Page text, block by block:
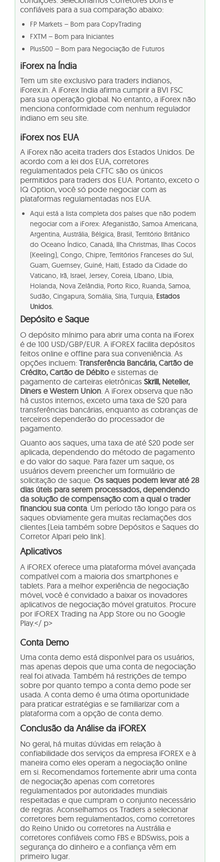
confiáveis para a sua comparação abaixo:
FP Markets – Bom para CopyTrading
FXTM – Bom para Iniciantes
Plus500 – Bom para Negociação de Futuros
iForex na Índia
Tem um site exclusivo para traders indianos,
iForex.in. A iForex India afirma cumprir a BVI FSC
para sua operação global. No entanto, a iForex não
menciona conformidade com nenhum regulador
indiano em seu site.
iForex nos EUA
A iForex não aceita traders dos Estados Unidos. De
acordo com a lei dos EUA, corretores
regulamentados pela CFTC são os únicos
permitidos para traders dos EUA. Portanto, exceto o
IQ Option, você só pode negociar com as
plataformas regulamentadas nos EUA.
Aqui está a lista completa dos países que não podem
negociar com a iForex: Afeganistão, Samoa Americana,
Argentina, Austrália, Bélgica, Brasil, Território Britânico
do Oceano Índico, Canadá, Ilha Christmas, Ilhas Cocos
(Keeling), Congo, Chipre, Territórios Franceses do Sul,
Guam, Guernsey, Guiné, Haiti, Estado da Cidade do
Vaticano, Irã, Israel, Jersey, Coreia, Líbano, Líbia,
Holanda, Nova Zelândia, Porto Rico, Ruanda, Samoa,
Sudão, Cingapura, Somália, Síria, Turquia, Estados
Unidos.
Depósito e Saque
O depósito mínimo para abrir uma conta na iForex
é de 100 USD/GBP/EUR. A iFOREX facilita depósitos
feitos online e offline para sua conveniência. As
opções incluem: Transferência Bancária, Cartão de
Crédito, Cartão de Débito e sistemas de
pagamento de carteiras eletrônicas Skrill, Neteller,
Diners e Western Union. A iForex observa que não
há custos internos, exceto uma taxa de $20 para
transferências bancárias, enquanto as cobranças de
terceiros dependerão do processador de
pagamento.
Quanto aos saques, uma taxa de até $20 pode ser
aplicada, dependendo do método de pagamento
e do valor do saque. Para fazer um saque, os
usuários devem preencher um formulário de
solicitação de saque. Os saques podem levar até 28
dias úteis para serem processados, dependendo
da solução de compensação com a qual o trader
financiou sua conta. Um período tão longo para os
saques obviamente gera muitas reclamações dos
clientes.(Leia também sobre Depósitos e Saques do
Corretor Alpari pelo link).
Aplicativos
A iFOREX oferece uma plataforma móvel avançada
compatível com a maioria dos smartphones e
tablets. Para a melhor experiência de negociação
móvel, você é convidado a baixar os inovadores
aplicativos de negociação móvel gratuitos. Procure
por iFOREX Trading na App Store ou no Google
Play.</ p>
Conta Demo
Uma conta demo está disponível para os usuários,
mas apenas depois que uma conta de negociação
real foi ativada. Também há restrições de tempo
sobre por quanto tempo a conta demo pode ser
usada. A conta demo é uma ótima oportunidade
para praticar estratégias e se familiarizar com a
plataforma com a opção de conta demo.
Conclusão da Análise da iFOREX
No geral, há muitas dúvidas em relação à
confiabilidade dos serviços da empresa iFOREX e à
maneira como eles operam a negociação online
em si. Recomendamos fortemente abrir uma conta
de negociação apenas com corretores
regulamentados por autoridades mundiais
respeitadas e que cumpram o conjunto necessário
de regras. Aconselhamos os Traders a selecionar
corretores bem regulamentados, como corretores
do Reino Unido ou corretores na Austrália e
corretores confiáveis como FBS e BDSwiss, pois a
segurança do dinheiro e a confiança vêm em
primeiro lugar.